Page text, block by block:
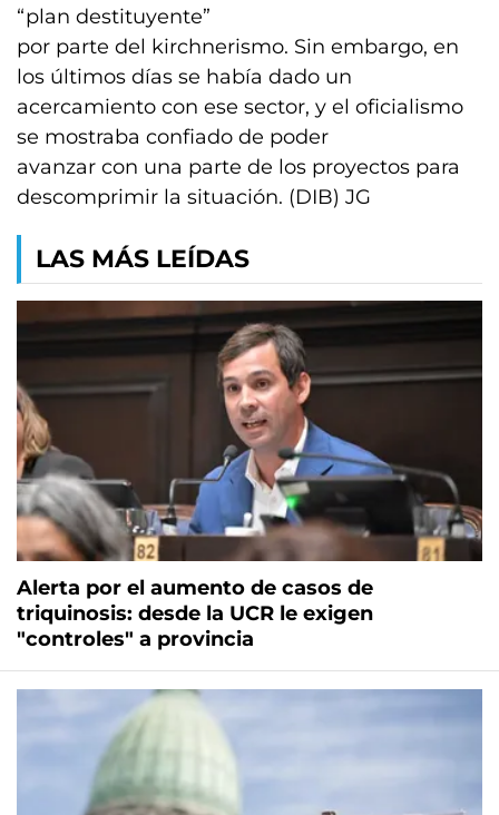
“plan destituyente”
por parte del kirchnerismo. Sin embargo, en
los últimos días se había dado un
acercamiento con ese sector, y el oficialismo
se mostraba confiado de poder
avanzar con una parte de los proyectos para
descomprimir la situación. (DIB) JG
LAS MÁS LEÍDAS
Alerta por el aumento de casos de
triquinosis: desde la UCR le exigen
"controles" a provincia